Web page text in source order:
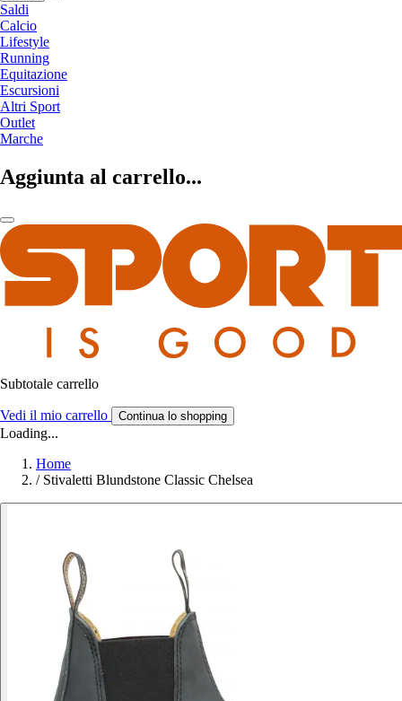
Saldi
Calcio
Lifestyle
Running
Equitazione
Escursioni
Altri Sport
Outlet
Marche
Aggiunta al carrello...
Subtotale carrello
Vedi il mio carrello Continua lo shopping
Loading...
Home
/ Stivaletti Blundstone Classic Chelsea